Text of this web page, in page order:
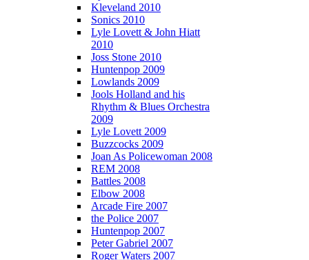
Kleveland 2010
Sonics 2010
Lyle Lovett & John Hiatt
2010
Joss Stone 2010
Huntenpop 2009
Lowlands 2009
Jools Holland and his
Rhythm & Blues Orchestra
2009
Lyle Lovett 2009
Buzzcocks 2009
Joan As Policewoman 2008
REM 2008
Battles 2008
Elbow 2008
Arcade Fire 2007
the Police 2007
Huntenpop 2007
Peter Gabriel 2007
Roger Waters 2007